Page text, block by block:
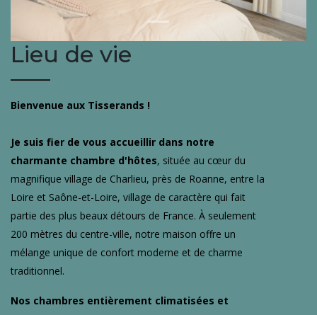
Lieu de vie
Bienvenue aux Tisserands !
Je suis fier de vous accueillir dans notre
charmante chambre d'hôtes, située au cœur du
magnifique village de Charlieu, près de Roanne, entre la
Loire et Saône-et-Loire, village de caractère qui fait
partie des plus beaux détours de France. À seulement
200 mètres du centre-ville, notre maison offre un
mélange unique de confort moderne et de charme
traditionnel.
Nos chambres entièrement climatisées et